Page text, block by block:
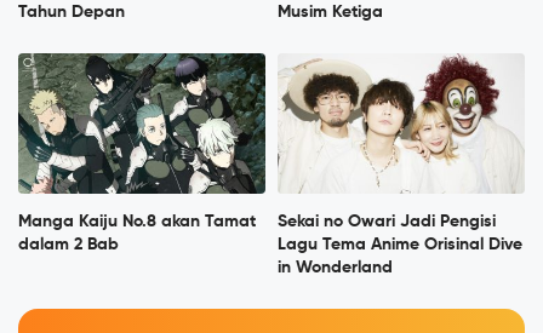
Tahun Depan
Musim Ketiga
Manga Kaiju No.8 akan Tamat
dalam 2 Bab
Sekai no Owari Jadi Pengisi
Lagu Tema Anime Orisinal Dive
in Wonderland